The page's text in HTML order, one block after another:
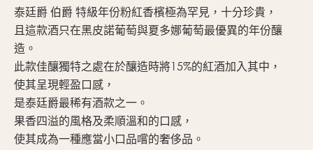
泰廷爵 伯爵 特級年份粉紅香檳極為罕見，十分珍貴，
且這款酒只在黑皮諾葡萄與夏多娜葡萄最優異的年份釀
造。
此款佳釀獨特之處在於釀造時將15%的紅酒加入其中，
使其呈現輕盈口感，
是泰廷爵最稀有酒款之一。
果香四溢的風格及柔順溫和的口感，
使其成為一種應當小口品嚐的奢侈品。